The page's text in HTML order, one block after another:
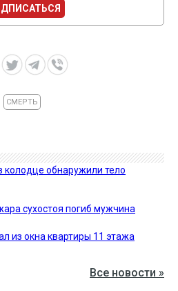
СМЕРТЬ
колодце обнаружили тело
сухостоя погиб мужчина
из окна квартиры 11 этажа
Все новости »